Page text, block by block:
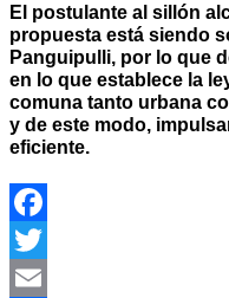
El postulante al sillón
propuesta está siendo
Panguipulli, por lo que
en lo que establece la
comuna tanto urbana
y de este modo,
eficiente.
Facebook
Twitter